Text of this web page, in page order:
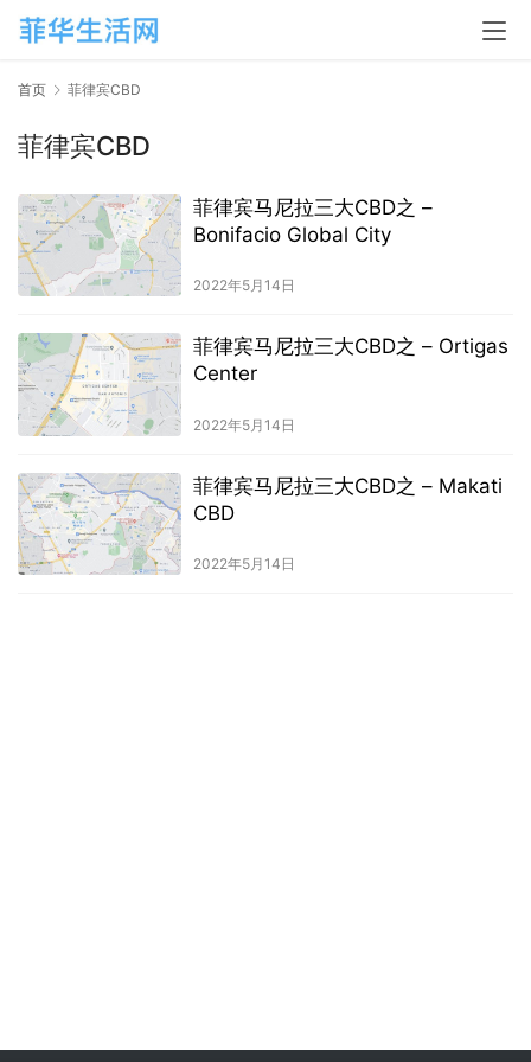
首页 菲律宾CBD
菲律宾CBD
菲律宾马尼拉三大CBD之 –
Bonifacio Global City
2022年5月14日
菲律宾马尼拉三大CBD之 – Ortigas
Center
2022年5月14日
菲律宾马尼拉三大CBD之 – Makati
CBD
2022年5月14日